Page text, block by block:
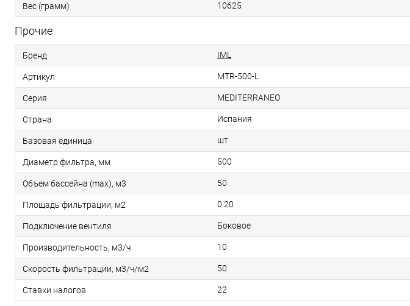
Вес (грамм) 10625
Прочие
Бренд IML
Артикул MTR-500-L
Серия MEDITERRANEO
Страна Испания
Базовая единица шт
Диаметр фильтра, мм 500
Объем бассейна (max), м3 50
Площадь фильтрации, м2 0.20
Подключение вентиля Боковое
Производительность, м3/ч 10
Скорость фильтрации, м3/ч/м2 50
Ставки налогов 22